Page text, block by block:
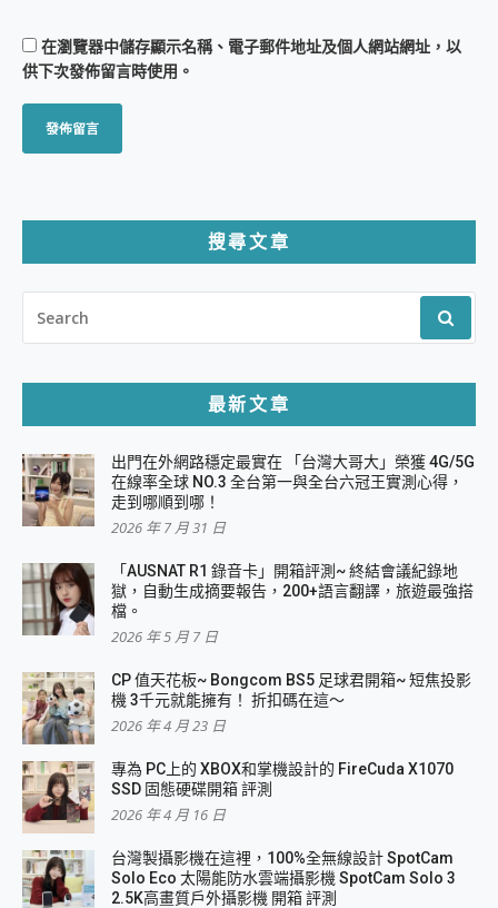
在瀏覽器中儲存顯示名稱、電子郵件地址及個人網站網址，以
供下次發佈留言時使用。
搜尋文章
FOR:
最新文章
出門在外網路穩定最實在 「台灣大哥大」榮獲 4G/5G
在線率全球 NO.3 全台第一與全台六冠王實測心得，
走到哪順到哪！
2026 年 7 月 31 日
「AUSNAT R1 錄音卡」開箱評測~ 終結會議紀錄地
獄，自動生成摘要報告，200+語言翻譯，旅遊最強搭
檔。
2026 年 5 月 7 日
CP 值天花板~ Bongcom BS5 足球君開箱~ 短焦投影
機 3千元就能擁有！ 折扣碼在這～
2026 年 4 月 23 日
專為 PC上的 XBOX和掌機設計的 FireCuda X1070
SSD 固態硬碟開箱 評測
2026 年 4 月 16 日
台灣製攝影機在這裡，100%全無線設計 SpotCam
Solo Eco 太陽能防水雲端攝影機 SpotCam Solo 3
2.5K高畫質戶外攝影機 開箱 評測